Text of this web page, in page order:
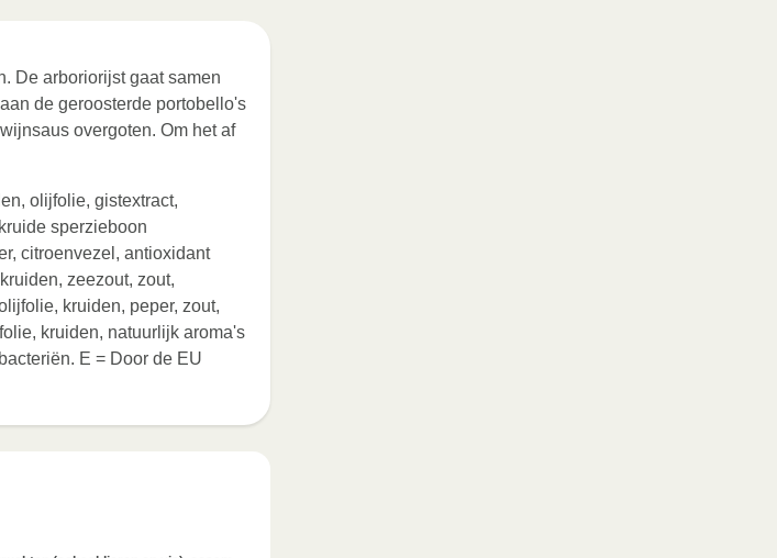
De arboriorijst gaat samen
de geroosterde portobello's
overgoten. Om het af
olijfolie, gistextract,
sperzieboon
citroenvezel, antioxidant
zeezout, zout,
kruiden, peper, zout,
kruiden, natuurlijk aroma's
E = Door de EU